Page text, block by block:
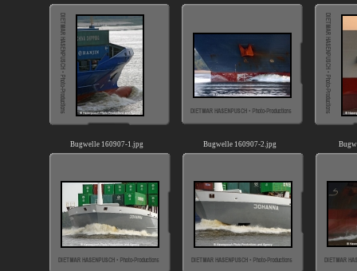
Bugwelle 160907-1.jpg Bugwelle 160907-2.jpg